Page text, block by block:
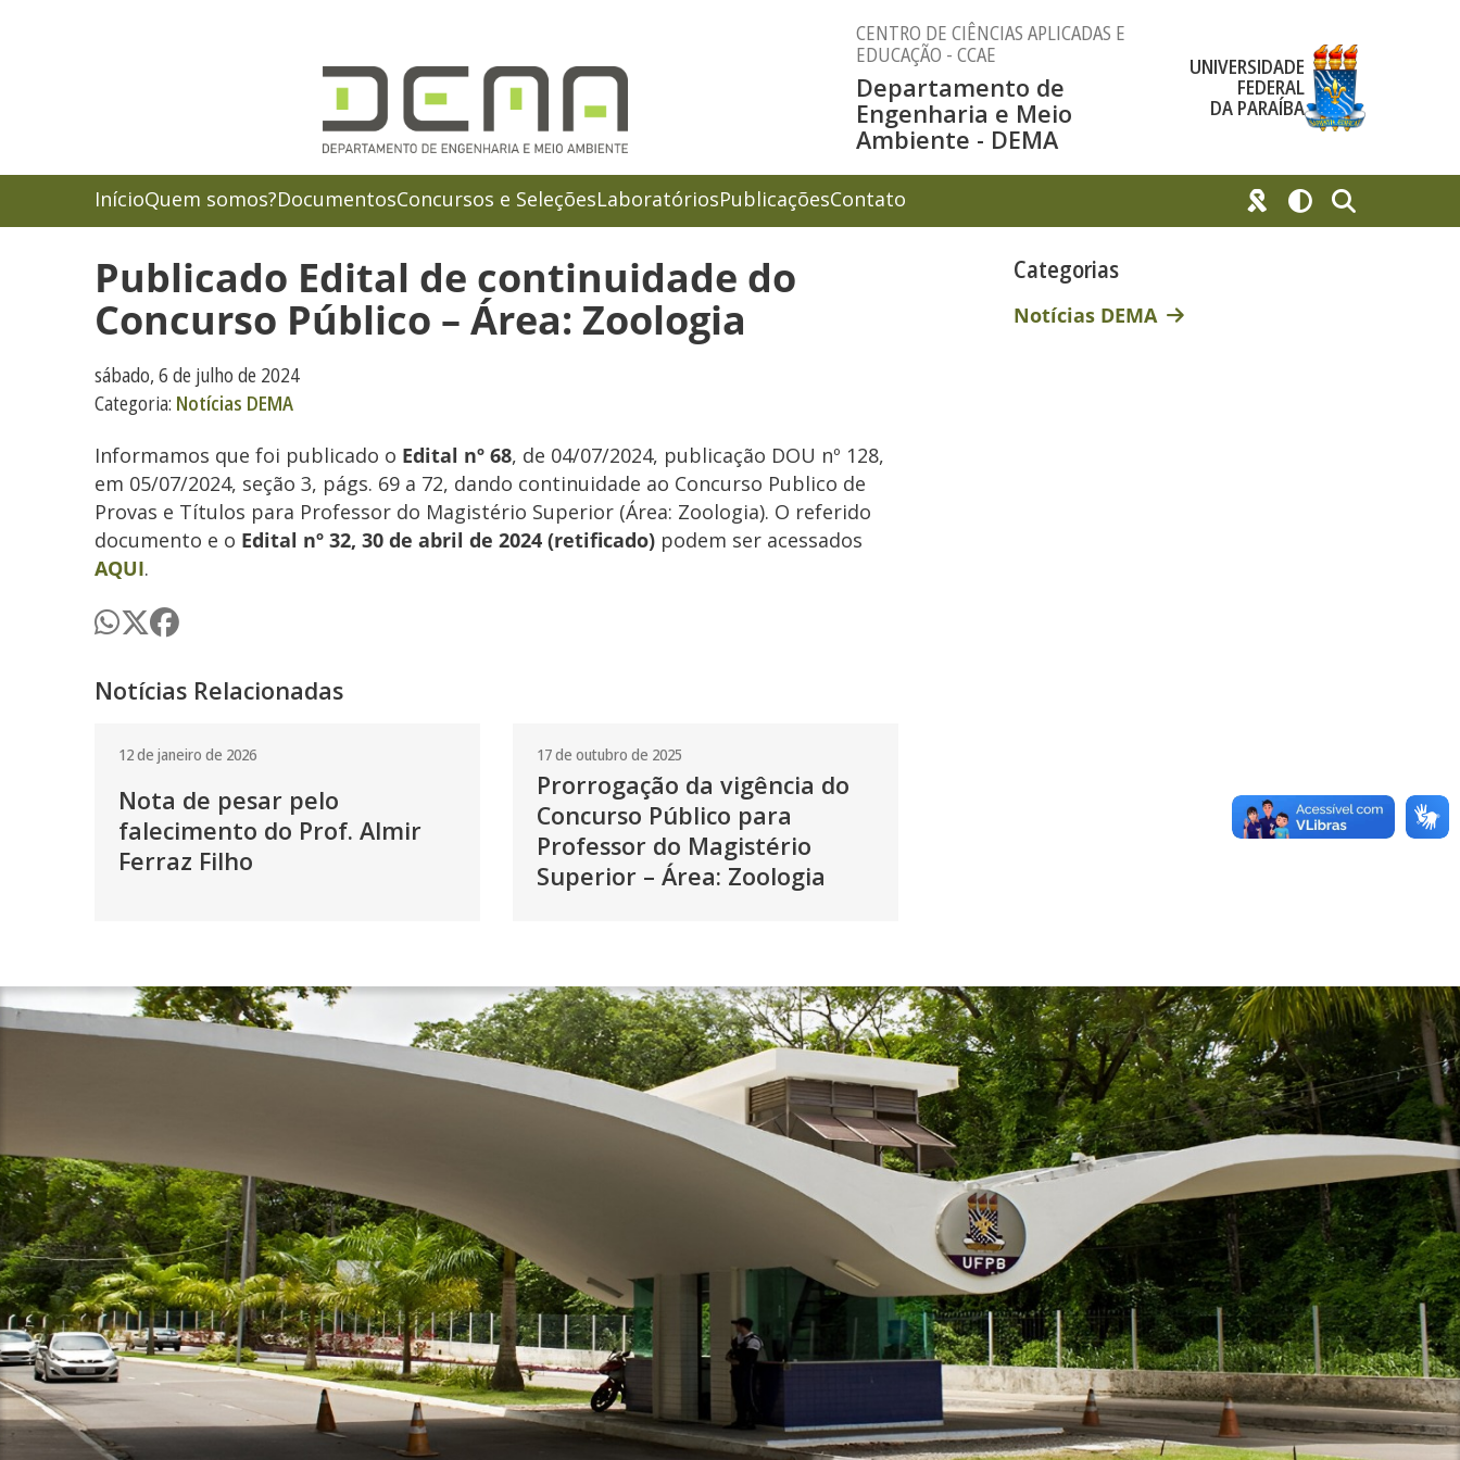
CENTRO DE CIÊNCIAS APLICADAS E
EDUCAÇÃO - CCAE
Departamento de
Engenharia e Meio
Ambiente - DEMA
UNIVERSIDADE
FEDERAL
DA PARAÍBA
InícioQuem somos?DocumentosConcursos e SeleçõesLaboratóriosPublicaçõesContato
Categorias
Notícias DEMA
Publicado Edital de continuidade do
Concurso Público – Área: Zoologia
sábado, 6 de julho de 2024
Categoria: Notícias DEMA
Informamos que foi publicado o Edital nº 68, de 04/07/2024, publicação DOU nº 128,
em 05/07/2024, seção 3, págs. 69 a 72, dando continuidade ao Concurso Publico de
Provas e Títulos para Professor do Magistério Superior (Área: Zoologia). O referido
documento e o Edital nº 32, 30 de abril de 2024 (retificado) podem ser acessados
AQUI.
Notícias Relacionadas
12 de janeiro de 2026
Nota de pesar pelo
falecimento do Prof. Almir
Ferraz Filho
17 de outubro de 2025
Prorrogação da vigência do
Concurso Público para
Professor do Magistério
Superior – Área: Zoologia